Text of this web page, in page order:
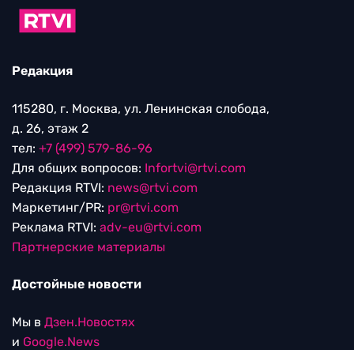
Редакция
115280, г. Москва, ул. Ленинская слобода,
д. 26, этаж 2
тел: +7 (499) 579-86-96
Для общих вопросов: Infortvi@rtvi.com
Редакция RTVI: news@rtvi.com
Маркетинг/PR: pr@rtvi.com
Реклама RTVI: adv-eu@rtvi.com
Партнерские материалы
Достойные новости
Мы в Дзен.Новостях
и Google.News